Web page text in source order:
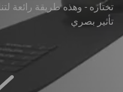
تختاره - وهذه طريقة رائعة
تأثير بصري